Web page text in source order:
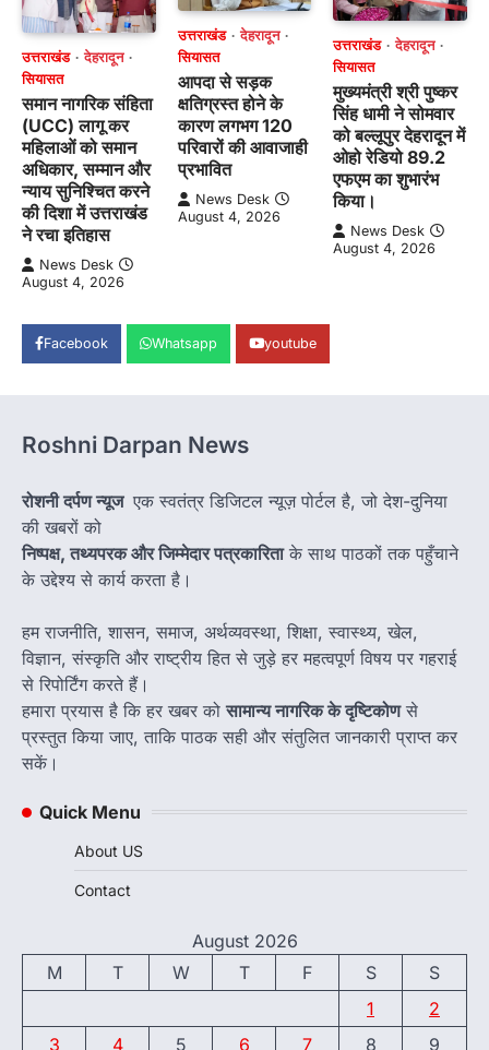
उत्तराखंड
देहरादून
सियासत
समान नागरिक संहिता
(UCC) लागू कर
महिलाओं को समान
अधिकार, सम्मान और
न्याय सुनिश्चित करने
की दिशा में उत्तराखंड
ने रचा इतिहास
News Desk
August 4, 2026
उत्तराखंड
देहरादून
सियासत
आपदा से सड़क
क्षतिग्रस्त होने के
कारण लगभग 120
परिवारों की आवाजाही
प्रभावित
News Desk
August 4, 2026
उत्तराखंड
देहरादून
सियासत
मुख्यमंत्री श्री पुष्कर
सिंह धामी ने सोमवार
को बल्लूपुर देहरादून में
ओहो रेडियो 89.2
एफएम का शुभारंभ
किया।
News Desk
August 4, 2026
Facebook Whatsapp youtube
Roshni Darpan News
रोशनी दर्पण न्यूज एक स्वतंत्र डिजिटल न्यूज़ पोर्टल है, जो देश-दुनिया
की खबरों को
निष्पक्ष, तथ्यपरक और जिम्मेदार पत्रकारिताके साथ पाठकों तक पहुँचाने
के उद्देश्य से कार्य करता है।
हम राजनीति, शासन, समाज, अर्थव्यवस्था, शिक्षा, स्वास्थ्य, खेल,
विज्ञान, संस्कृति और राष्ट्रीय हित से जुड़े हर महत्वपूर्ण विषय पर गहराई
से रिपोर्टिंग करते हैं।
हमारा प्रयास है कि हर खबर कोसामान्य नागरिक के दृष्टिकोणसे
प्रस्तुत किया जाए, ताकि पाठक सही और संतुलित जानकारी प्राप्त कर
सकें।
Quick Menu
About US
Contact
August 2026
M
T W T F S
S
1
2
3
4 5 6 7 8 9